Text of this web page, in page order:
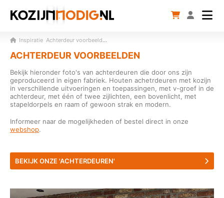
Inspiratie Achterdeur voorbeelden
ACHTERDEUR VOORBEELDEN
Bekijk hieronder foto's van achterdeuren die door ons zijn
geproduceerd in eigen fabriek. Houten achetrdeuren met kozijn
in verschillende uitvoeringen en toepassingen, met v-groef in de
achterdeur, met één of twee zijlichten, een bovenlicht, met
stapeldorpels en raam of gewoon strak en modern.
Informeer naar de mogelijkheden of bestel direct in onze
webshop.
BEKIJK ONZE 'ACHTERDEUREN'